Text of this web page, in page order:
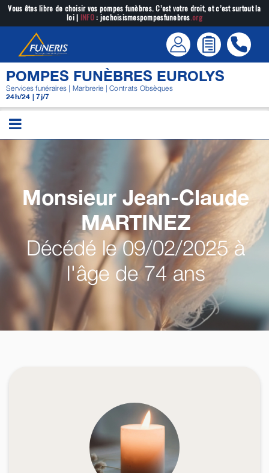
Passer
contenu
Vous êtes libre de choisir vos pompes funèbres. C’est votre droit, et c’est surtout la
loi | INFO: jechoisismespompesfunebres.org
POMPES FUNÈBRES EUROLYS
Services funéraires | Marbrerie | Contrats Obsèques
24h/24 | 7j/7
Monsieur Jean-Claude
MARTINEZ
Décédé le 09/02/2025 à
l'âge de 74 ans